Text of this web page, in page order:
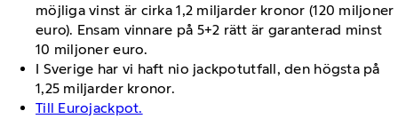
möjliga vinst är cirka 1,2 miljarder kronor (120 miljoner
euro). Ensam vinnare på 5+2 rätt är garanterad minst
10 miljoner euro.
I Sverige har vi haft nio jackpotutfall, den högsta på
1,25 miljarder kronor.
Till Eurojackpot.